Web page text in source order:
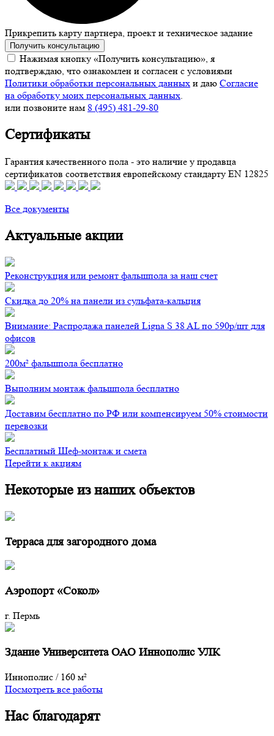
Прикрепить карту партнера, проект и техническое задание
Получить консультацию
Нажимая кнопку «Получить консультацию», я
подтверждаю, что ознакомлен и согласен с условиями
Политики обработки персональных данных и даю Согласие
на обработку моих персональных данных.
или позвоните нам 8 (495) 481-29-80
Сертификаты
Гарантия качественного пола - это наличие у продавца
сертификатов соответствия европейскому стандарту EN 12825
Все документы
Актуальные акции
Реконструкция или ремонт фальшпола за наш счет
Скидка до 20% на панели из сульфата-кальция
Внимание: Распродажа панелей Ligna S 38 AL по 590р/шт для
офисов
200м² фальшпола бесплатно
Выполним монтаж фальшпола бесплатно
Доставим бесплатно по РФ или компенсируем 50% стоимости
перевозки
Бесплатный Шеф-монтаж и смета
Перейти к акциям
Некоторые из наших объектов
Терраса для загородного дома
Аэропорт «Сокол»
г. Пермь
Здание Университета ОАО Иннополис УЛК
Иннополис /160 м²
Посмотреть все работы
Нас благодарят